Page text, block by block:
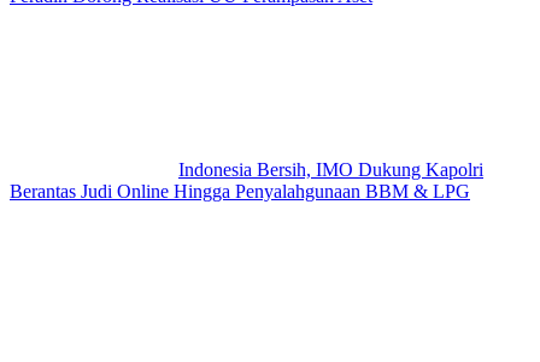
Indonesia Bersih, IMO Dukung Kapolri
Berantas Judi Online Hingga Penyalahgunaan BBM & LPG